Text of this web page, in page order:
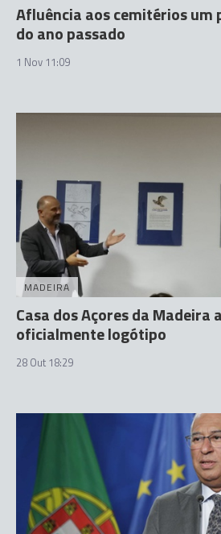
Afluência aos cemitérios um
do ano passado
1 Nov 11:09
MADEIRA
Casa dos Açores da Madeira
oficialmente logótipo
28 Out 18:29